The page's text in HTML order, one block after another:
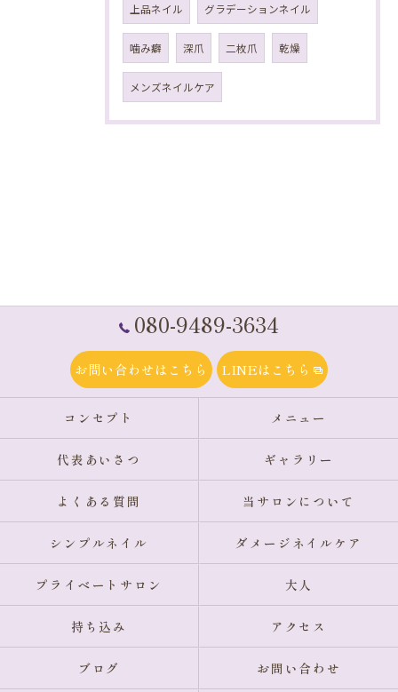
上品ネイル グラデーションネイル
噛み癖 深爪 二枚爪 乾燥
メンズネイルケア
080-9489-3634
お問い合わせはこちら LINEはこちら
コンセプト メニュー
代表あいさつ ギャラリー
よくある質問 当サロンについて
シンプルネイル ダメージネイルケア
プライベートサロン 大人
持ち込み アクセス
ブログ お問い合わせ